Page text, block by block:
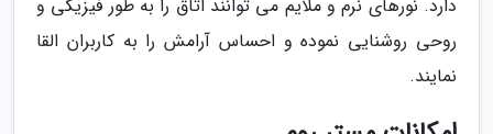
دارد. نورهای نرم و ملایم می توانند اتاق را به طور فیزیکی و
روحی روشنایی نموده و احساس آرامش را به کاربران القا
نمایند.